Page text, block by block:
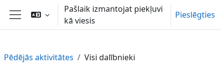
Atvērt galveno saturu
Sānu panelis
Pašlaik izmantojat piekļuvi
kā viesis
Pieslēgties
Pēdējās aktivitātes Visi dalībnieki